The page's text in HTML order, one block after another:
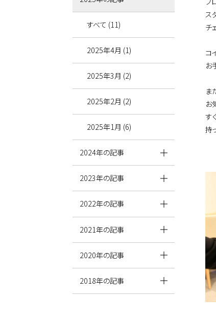
ス
チ
コ
お
ま
お
す
持
すべて (11)
2025年4月 (1)
2025年3月 (2)
2025年2月 (2)
2025年1月 (6)
2024年の記事
2023年の記事
2022年の記事
2021年の記事
2020年の記事
2018年の記事